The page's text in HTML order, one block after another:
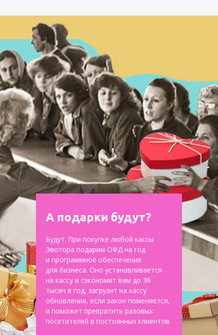
А подарки будут?
Будут. При покупке любой кассы
Эвотора подарим ОФД на год
и программное обеспечение
для бизнеса. Оно устанавливается
на кассу и сэкономит вам до 36
тысяч в год, загрузит на кассу
обновления, если закон поменяется,
и поможет превратить разовых
посетителей в постоянных клиентов.